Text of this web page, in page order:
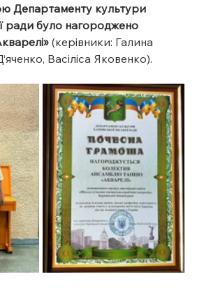
Департаменту культури
ради було нагороджено
(керівники: Галина
Васіліса Яковенко).